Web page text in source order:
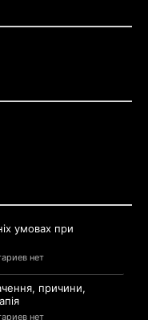
умовах при
нет
причини,
нет